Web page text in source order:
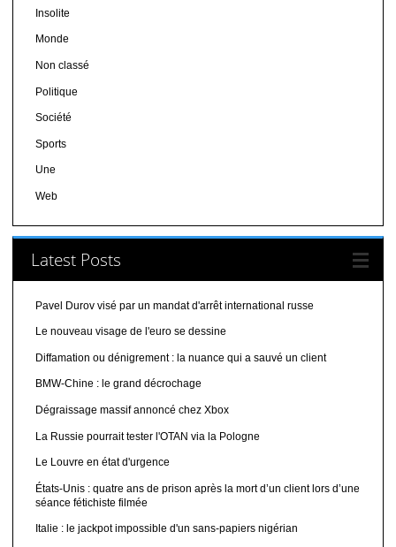
Insolite
Monde
Non classé
Politique
Société
Sports
Une
Web
Latest Posts
Pavel Durov visé par un mandat d'arrêt international russe
Le nouveau visage de l'euro se dessine
Diffamation ou dénigrement : la nuance qui a sauvé un client
BMW-Chine : le grand décrochage
Dégraissage massif annoncé chez Xbox
La Russie pourrait tester l'OTAN via la Pologne
Le Louvre en état d'urgence
États-Unis : quatre ans de prison après la mort d’un client lors d’une
séance fétichiste filmée
Italie : le jackpot impossible d'un sans-papiers nigérian